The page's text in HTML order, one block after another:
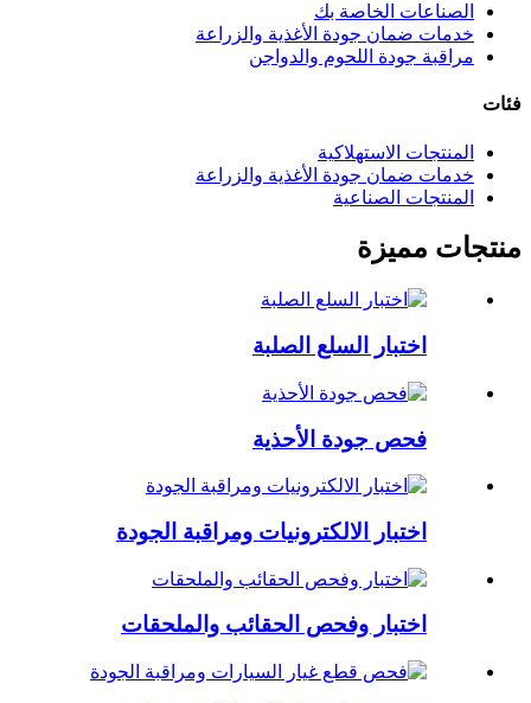
الصناعات الخاصة بك
خدمات ضمان جودة الأغذية والزراعة
مراقبة جودة اللحوم والدواجن
فئات
المنتجات الاستهلاكية
خدمات ضمان جودة الأغذية والزراعة
المنتجات الصناعية
منتجات مميزة
اختبار السلع الصلبة
فحص جودة الأحذية
اختبار الالكترونيات ومراقبة الجودة
اختبار وفحص الحقائب والملحقات